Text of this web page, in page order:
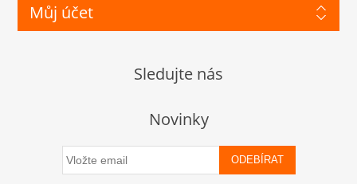
Můj účet
Sledujte nás
Novinky
ODEBÍRAT